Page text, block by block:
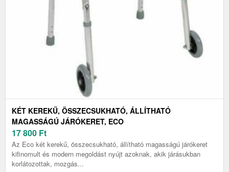
KÉT KEREKŰ, ÖSSZECSUKHATÓ, ÁLLÍTHATÓ
MAGASSÁGÚ JÁRÓKERET, ECO
17 800 Ft
Az Eco két kerekű, összecsukható, állítható magasságú járókeret
kifinomult és modern megoldást nyújt azoknak, akik járásukban
korlátozottak, mozgás...